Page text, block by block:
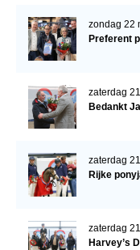
zondag 22
Preferent
zaterdag
Bedankt
zaterdag
Rijke
zaterdag
Harvey’s